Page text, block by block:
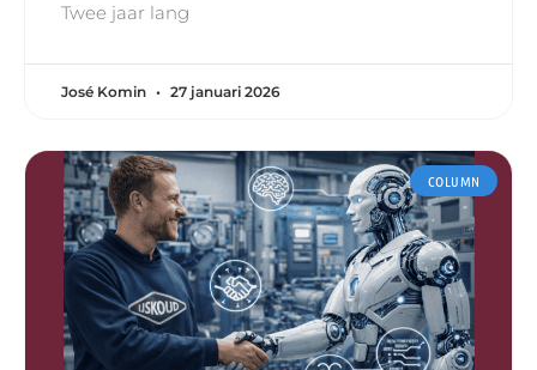
Twee jaar lang
José Komin 27 januari 2026
COLUMN